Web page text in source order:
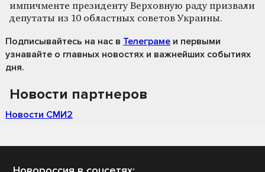
импичменте президенту Верховную раду призвали
депутаты из 10 областных советов Украины.
Подписывайтесь на нас в Телеграме и первыми
узнавайте о главных новостях и важнейших событиях
дня.
Новости партнеров
Новости СМИ2